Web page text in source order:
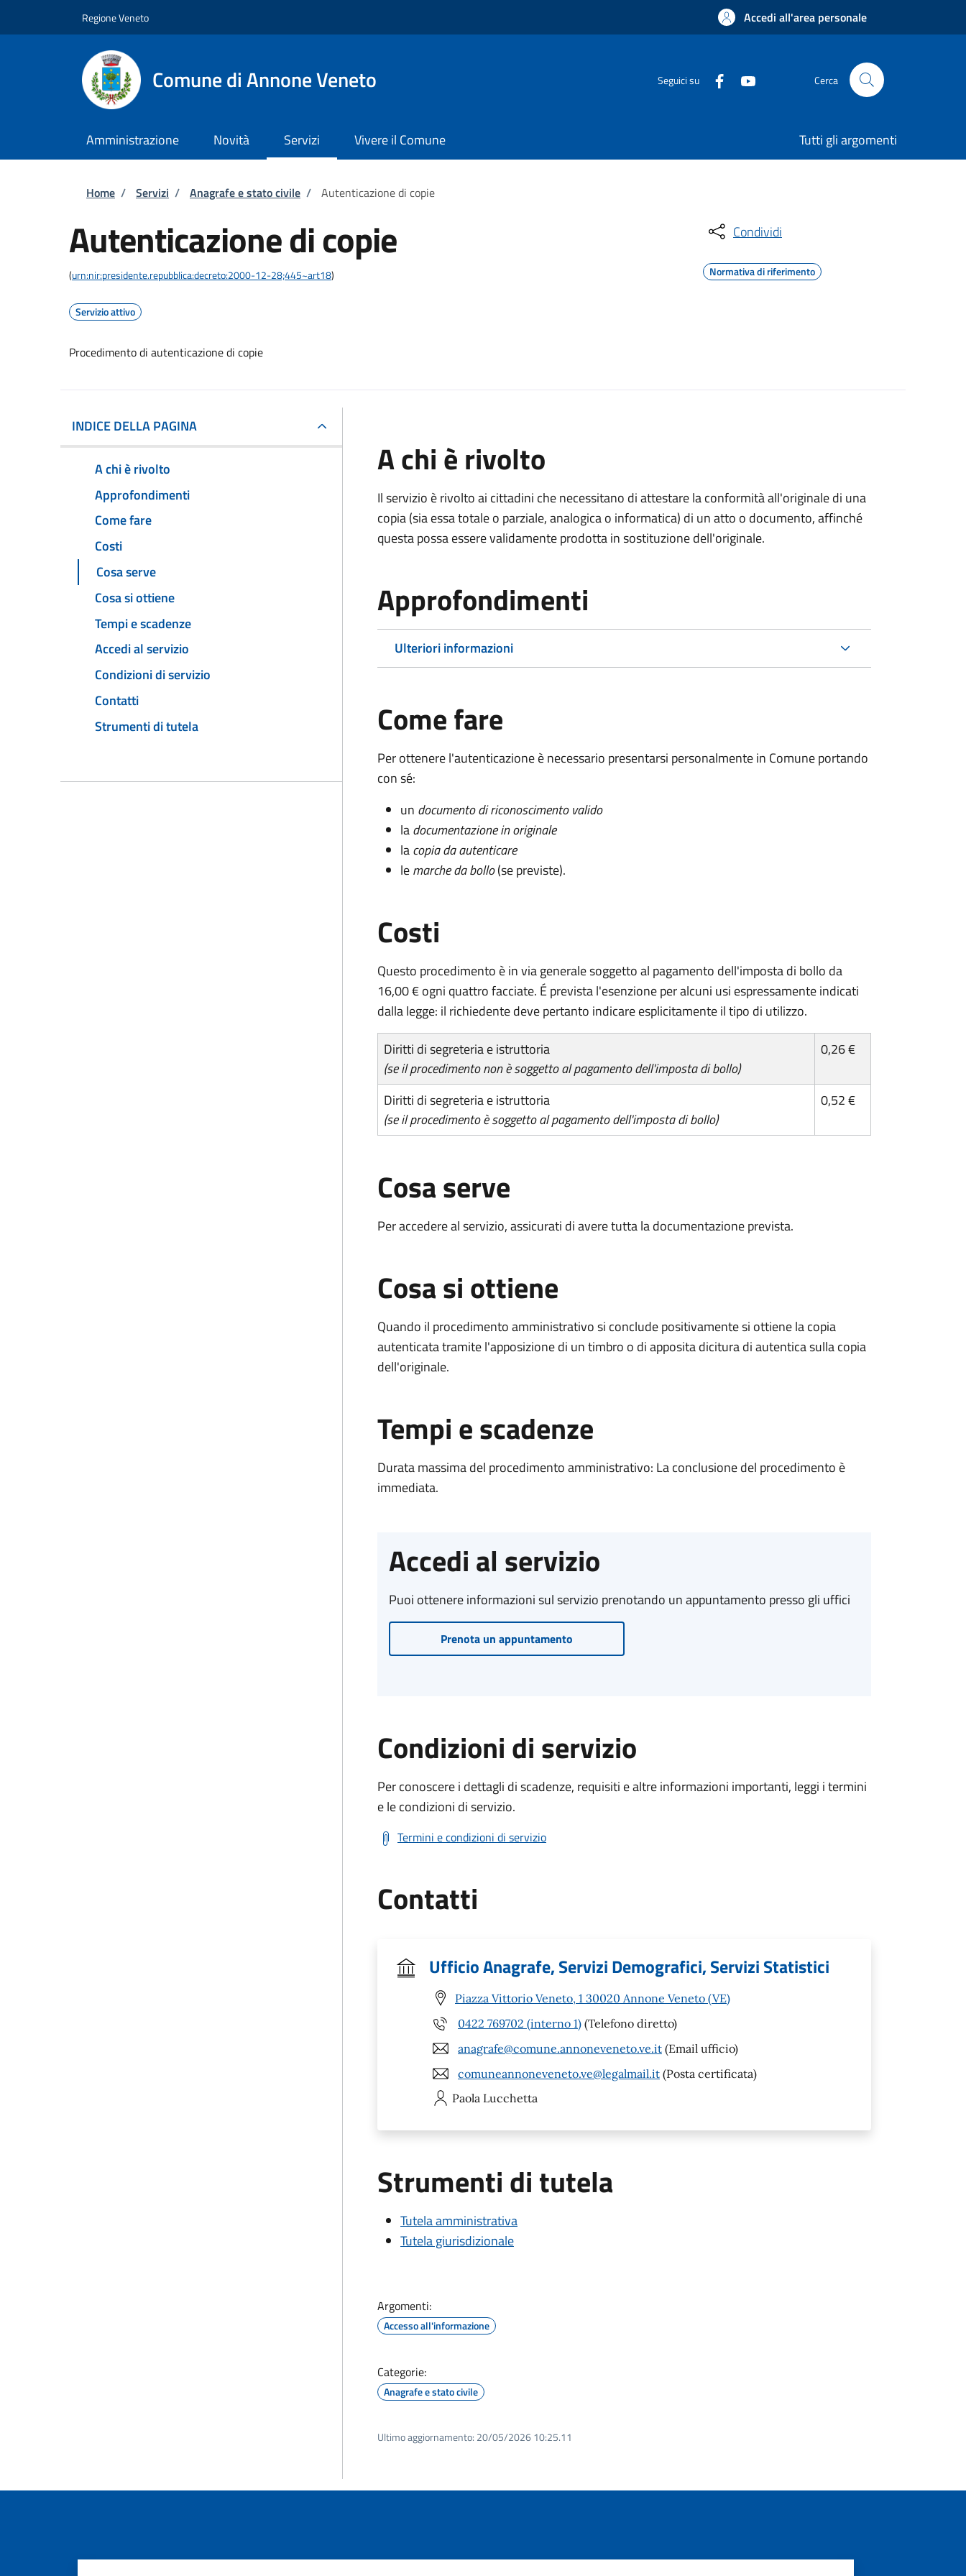
Regione Veneto Accedi all'area personale
Comune di Annone Veneto Seguici su Cerca
Amministrazione Novità Servizi Vivere il Comune Tutti gli argomenti
Briciole di pane
Home / Servizi / Anagrafe e stato civile / Autenticazione di copie
Autenticazione di copie
(urn:nir:presidente.repubblica:decreto:2000-12-28;445~art18)
Servizio attivo
Procedimento di autenticazione di copie
Condividi
Normativa di riferimento
INDICE DELLA PAGINA
A chi è rivolto
Approfondimenti
Come fare
Costi
Cosa serve
Cosa si ottiene
Tempi e scadenze
Accedi al servizio
Condizioni di servizio
Contatti
Strumenti di tutela
A chi è rivolto
Il servizio è rivolto ai cittadini che necessitano di attestare la conformità all'originale di una
copia (sia essa totale o parziale, analogica o informatica) di un atto o documento, affinché
questa possa essere validamente prodotta in sostituzione dell'originale.
Approfondimenti
Ulteriori informazioni
Come fare
Per ottenere l'autenticazione è necessario presentarsi personalmente in Comune portando
con sé:
un documento di riconoscimento valido
ladocumentazione in originale
lacopia da autenticare
lemarche da bollo(se previste).
Costi
Questo procedimento è in via generale soggetto al pagamento dell'imposta di bollo da
16,00 € ogni quattro facciate. É prevista l'esenzione per alcuni usi espressamente indicati
dalla legge: il richiedente deve pertanto indicare esplicitamente il tipo di utilizzo.
Diritti di segreteria e istruttoria
(se il procedimento non è soggetto al pagamento dell'imposta di bollo)
0,26 €
Diritti di segreteria e istruttoria
(se il procedimento è soggetto al pagamento dell'imposta di bollo)
0,52 €
Cosa serve
Per accedere al servizio, assicurati di avere tutta la documentazione prevista.
Cosa si ottiene
Quando il procedimento amministrativo si conclude positivamente si ottiene la copia
autenticata tramite l'apposizione di un timbro o di apposita dicitura di autentica sulla copia
dell'originale.
Tempi e scadenze
Durata massima del procedimento amministrativo: La conclusione del procedimento è
immediata.
Accedi al servizio
Puoi ottenere informazioni sul servizio prenotando un appuntamento presso gli uffici
Prenota un appuntamento
Condizioni di servizio
Per conoscere i dettagli di scadenze, requisiti e altre informazioni importanti, leggi i termini
e le condizioni di servizio.
Termini e condizioni di servizio
Contatti
Ufficio Anagrafe, Servizi Demografici, Servizi Statistici
Piazza Vittorio Veneto, 1 30020 Annone Veneto (VE)
0422 769702 (interno 1) (Telefono diretto)
anagrafe@comune.annoneveneto.ve.it (Email ufficio)
comuneannoneveneto.ve@legalmail.it (Posta certificata)
Paola Lucchetta
Strumenti di tutela
Tutela amministrativa
Tutela giurisdizionale
Argomenti:
Accesso all'informazione
Categorie:
Anagrafe e stato civile
Ultimo aggiornamento: 20/05/2026 10:25.11